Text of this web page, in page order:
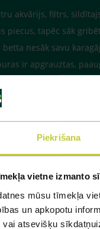
Piekrišana
vietne izmanto
mūsu tīmekļa
un apkopotu
vai atsevišķu
akvārijs, filtrs,
piecus, tapēc sāk
betta nesāk savu
ir apgrauztas,
bettu, vai viņa
jums ir paveicies ar
vistiņas.Ja viss būs